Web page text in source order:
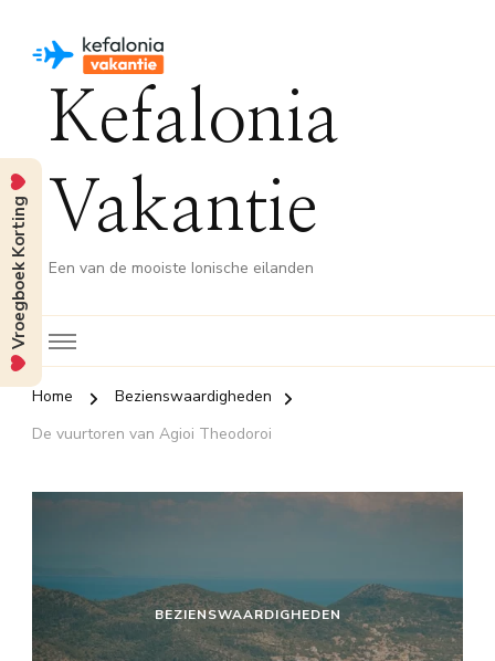
Kefalonia
Vakantie
Een van de mooiste Ionische eilanden
Home
Bezienswaardigheden
De vuurtoren van Agioi Theodoroi
BEZIENSWAARDIGHEDEN
Vroegboek Korting